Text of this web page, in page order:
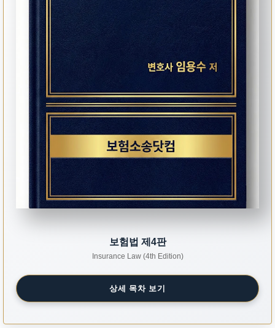
보험법 제4판
Insurance Law (4th Edition)
상세 목차 보기